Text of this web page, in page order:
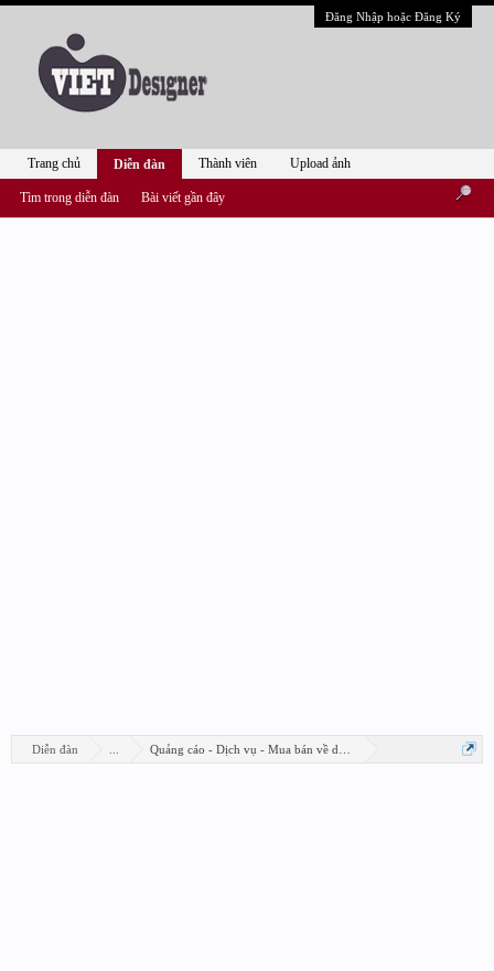
Đăng Nhập hoặc Đăng Ký
Diễn đàn Quảng cáo - Dịch vụ - Mua bán về design
Trang chủ Diễn đàn
Tìm trong diễn đàn Bài viết gần đây
Thành viên Upload ảnh